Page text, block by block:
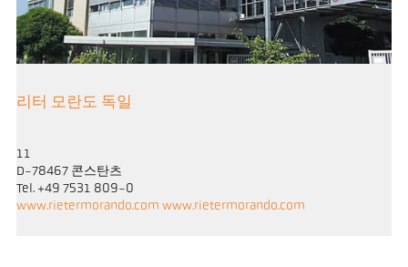
리터 모란도 독일
11
D-78467 콘스탄츠
Tel. +49 7531 809-0
www.rietermorando.com www.rietermorando.com